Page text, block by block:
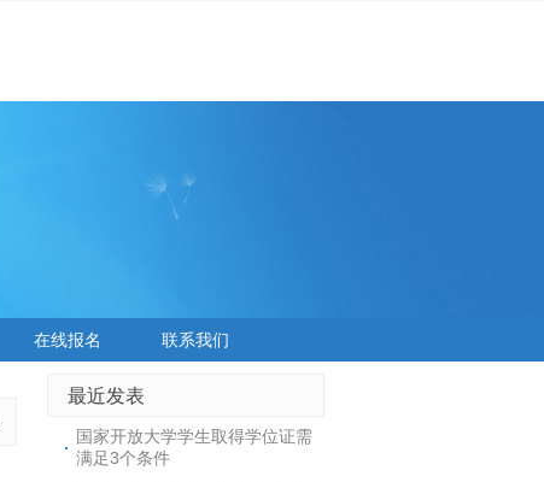
在线报名 联系我们
最近发表
国家开放大学学生取得学位证需
满足3个条件